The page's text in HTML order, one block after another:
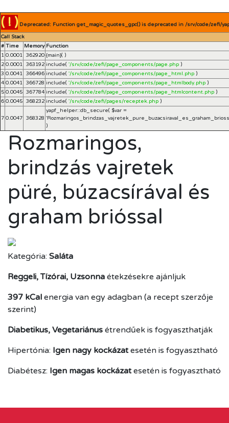
( ! ) Deprecated: Function get_magic_quotes_gpc() is deprecated in /srv/code/zefi/
Call Stack
# Time Memory Function
1 0.0001 362920 {main}( )
2 0.0001 363192 include( '/srv/code/zefi/page_components/page.php )
3 0.0041 366496 include( '/srv/code/zefi/page_components/page_html.php )
4 0.0041 366728 include( '/srv/code/zefi/page_components/page_htmlbody.php )
5 0.0045 367784 include( '/srv/code/zefi/page_components/page_htmlcontent.php )
6 0.0045 368232 include( '/srv/code/zefi/pages/receptek.php )
7 0.0047 368328
yapf_helper::db_secure( $var =
)
Rozmaringos,
brindzás vajretek
püré, búzacsírával és
graham brióssal
Kategória: Saláta
Reggeli, Tízórai, Uzsonna étekzésekre ajánljuk
397 kCal energia van egy adagban (a recept szerzője
szerint)
Diabetikus, Vegetariánus étrendűek is fogyaszthatják
Hipertónia: Igen nagy kockázatesetén is fogyasztható
Diabétesz: Igen magas kockázatesetén is fogyasztható